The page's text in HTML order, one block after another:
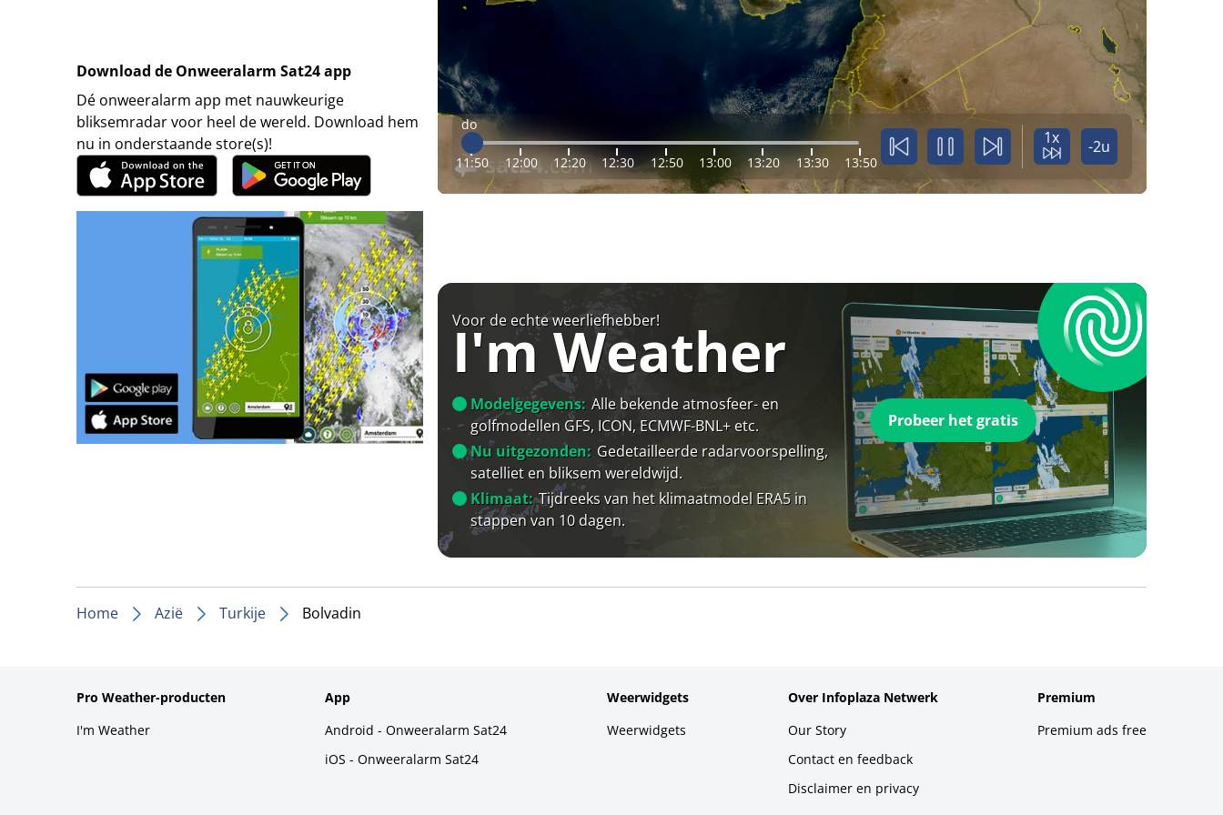
Download de Onweeralarm Sat24 app
Dé onweeralarm app met nauwkeurige
bliksemradar voor heel de wereld. Download hem
nu in onderstaande store(s)!
do
11:50 12:00 12:20 12:30 12:50 13:00 13:20 13:30 13:50
1x -2u
Voor de echte weerliefhebber!
I'm Weather
Modelgegevens: Alle bekende atmosfeer- en
golfmodellen GFS, ICON, ECMWF-BNL+ etc.
Nu uitgezonden: Gedetailleerde radarvoorspelling,
satelliet en bliksem wereldwijd.
Klimaat: Tijdreeks van het klimaatmodel ERA5 in
stappen van 10 dagen.
Probeer het gratis
Home Azië Turkije Bolvadin
Pro Weather-producten
I'm Weather
App
Android - Onweeralarm Sat24
iOS - Onweeralarm Sat24
Weerwidgets
Weerwidgets
Over Infoplaza Netwerk
Our Story
Contact en feedback
Disclaimer en privacy
Premium
Premium ads free